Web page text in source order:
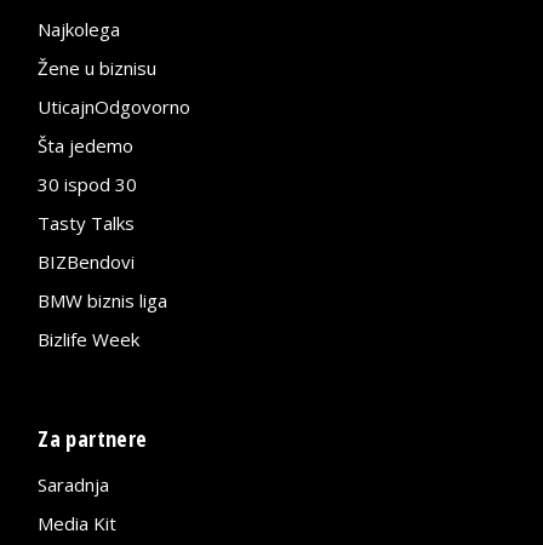
Najkolega
Žene u biznisu
UticajnOdgovorno
Šta jedemo
30 ispod 30
Tasty Talks
BIZBendovi
BMW biznis liga
Bizlife Week
Za partnere
Saradnja
Media Kit